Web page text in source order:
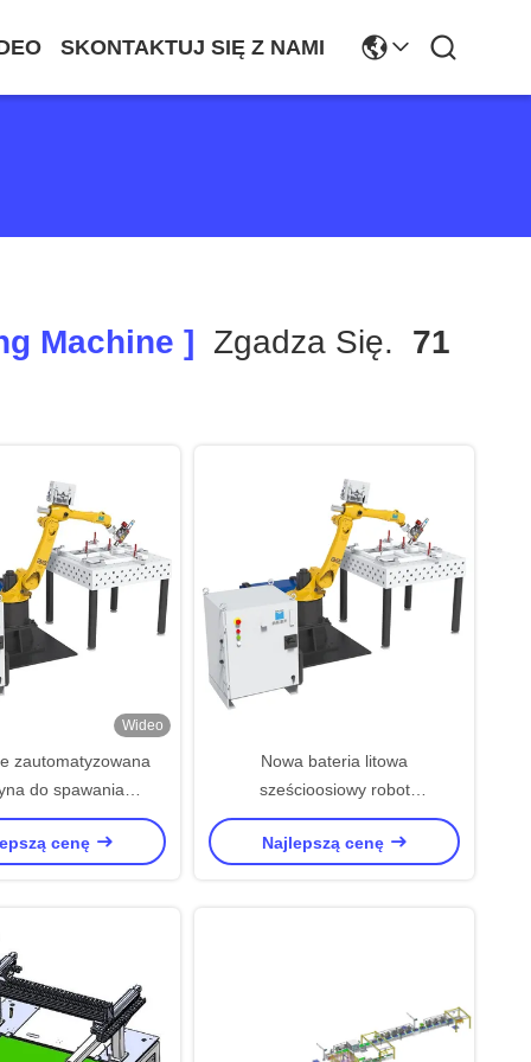
SKONTAKTUJ SIĘ Z NAMI
Machine ] Zgadza Się. 71
Wideo
zautomatyzowana
do spawania
robota 1-5khz
cenę
Nowa bateria litowa
sześcioosiowy robot
automatyczna laserowa maszyna
realizuje automatyzację procesu
Najlepszą cenę